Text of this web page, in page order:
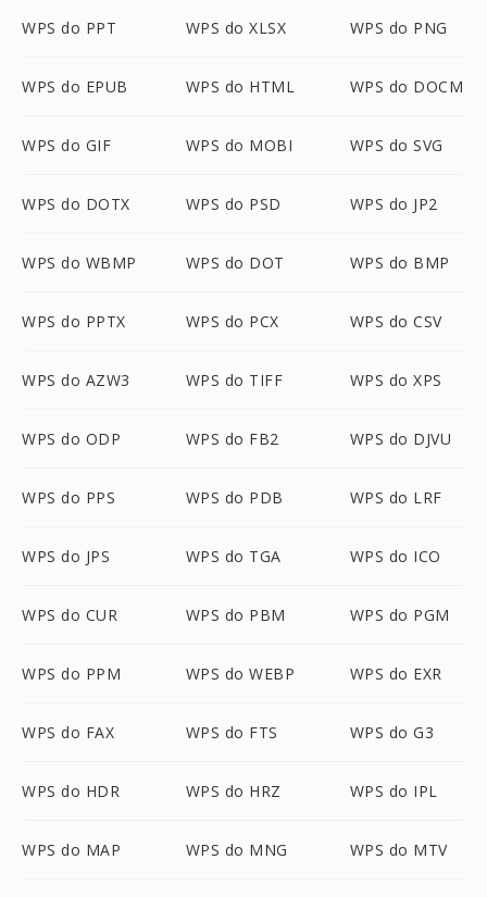
WPS do PPT WPS do XLSX WPS do PNG
WPS do EPUB WPS do HTML WPS do DOCM
WPS do GIF WPS do MOBI WPS do SVG
WPS do DOTX WPS do PSD WPS do JP2
WPS do WBMP WPS do DOT WPS do BMP
WPS do PPTX WPS do PCX WPS do CSV
WPS do AZW3 WPS do TIFF WPS do XPS
WPS do ODP WPS do FB2 WPS do DJVU
WPS do PPS WPS do PDB WPS do LRF
WPS do JPS WPS do TGA WPS do ICO
WPS do CUR WPS do PBM WPS do PGM
WPS do PPM WPS do WEBP WPS do EXR
WPS do FAX WPS do FTS WPS do G3
WPS do HDR WPS do HRZ WPS do IPL
WPS do MAP WPS do MNG WPS do MTV